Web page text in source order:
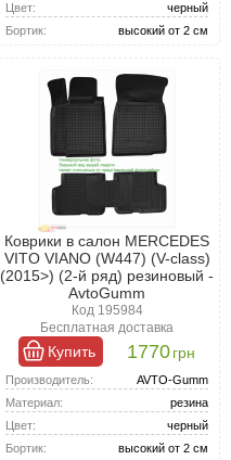
Цвет:
черный
Бортик:
высокий от 2 см
Коврики в салон MERCEDES
VITO VIANO (W447) (V-class)
(2015>) (2-й ряд) резиновый -
AvtoGumm
Код 195984
Бесплатная доставка
Купить 1770грн
Производитель:
AVTO-Gumm
Материал:
резина
Цвет:
черный
Бортик:
высокий от 2 см